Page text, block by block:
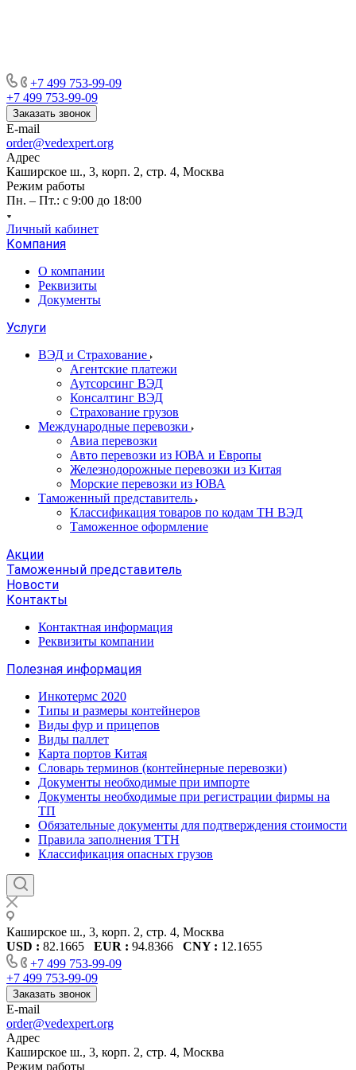
+7 499 753-99-09
+7 499 753-99-09
Заказать звонок
E-mail
order@vedexpert.org
Адрес
Каширское ш., 3, корп. 2, стр. 4, Москва
Режим работы
Пн. – Пт.: с 9:00 до 18:00
Личный кабинет
Компания
О компании
Реквизиты
Документы
Услуги
ВЭД и Страхование
Агентские платежи
Аутсорсинг ВЭД
Консалтинг ВЭД
Страхование грузов
Международные перевозки
Авиа перевозки
Авто перевозки из ЮВА и Европы
Железнодорожные перевозки из Китая
Морские перевозки из ЮВА
Таможенный представитель
Классификация товаров по кодам ТН ВЭД
Таможенное оформление
Акции
Таможенный представитель
Новости
Контакты
Контактная информация
Реквизиты компании
Полезная информация
Инкотермс 2020
Типы и размеры контейнеров
Виды фур и прицепов
Виды паллет
Карта портов Китая
Словарь терминов (контейнерные перевозки)
Документы необходимые при импорте
Документы необходимые при регистрации фирмы на
ТП
Обязательные документы для подтверждения стоимости
Правила заполнения ТТН
Классификация опасных грузов
Каширское ш., 3, корп. 2, стр. 4, Москва
USD : 82.1665 EUR : 94.8366 CNY : 12.1655
+7 499 753-99-09
+7 499 753-99-09
Заказать звонок
E-mail
order@vedexpert.org
Адрес
Каширское ш., 3, корп. 2, стр. 4, Москва
Режим работы